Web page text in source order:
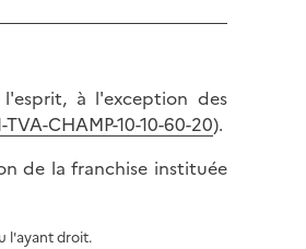
à l'exception des
CHAMP-10-10-60-20).
de la franchise instituée
l'ayant droit.